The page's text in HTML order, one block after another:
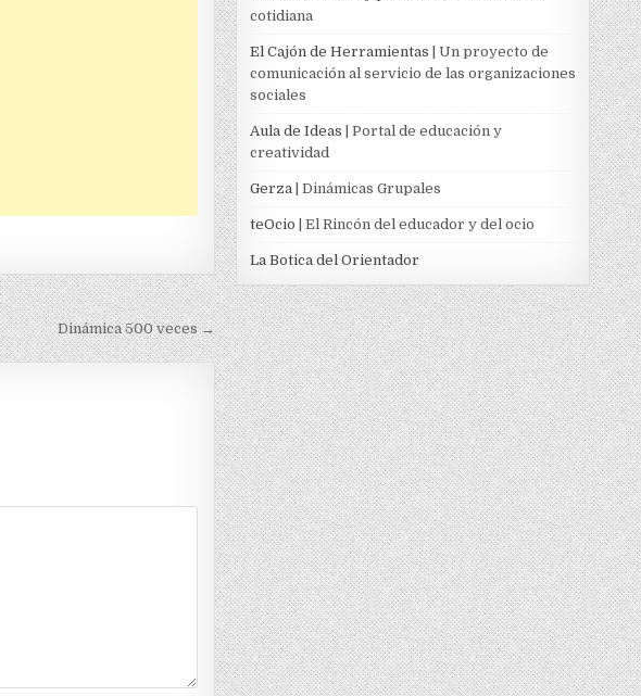
Dinámica 500 veces →
cotidiana
El Cajón de Herramientas | Un proyecto de
comunicación al servicio de las organizaciones
sociales
Aula de Ideas | Portal de educación y
creatividad
Gerza| Dinámicas Grupales
teOcio | El Rincón del educador y del ocio
La Botica del Orientador